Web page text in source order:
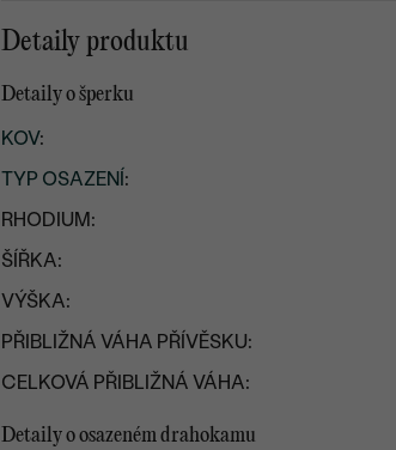
Detaily produktu
Detaily o šperku
KOV:
TYP OSAZENÍ:
RHODIUM:
ŠÍŘKA:
VÝŠKA:
PŘIBLIŽNÁ VÁHA PŘÍVĚSKU:
CELKOVÁ PŘIBLIŽNÁ VÁHA:
Detaily o osazeném drahokamu